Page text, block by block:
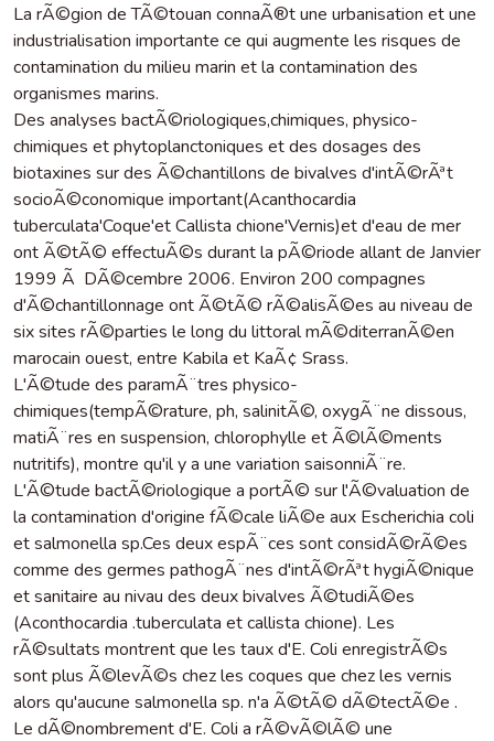
La rÃ©gion de TÃ©touan connaÃ®t une urbanisation et une
industrialisation importante ce qui augmente les risques de
contamination du milieu marin et la contamination des
organismes marins.
Des analyses bactÃ©riologiques,chimiques, physico-
chimiques et phytoplanctoniques et des dosages des
biotaxines sur des Ã©chantillons de bivalves d'intÃ©rÃªt
socioÃ©conomique important(Acanthocardia
tuberculata'Coque'et Callista chione'Vernis)et d'eau de mer
ont Ã©tÃ© effectuÃ©s durant la pÃ©riode allant de Janvier
1999 Ã DÃ©cembre 2006. Environ 200 compagnes
d'Ã©chantillonnage ont Ã©tÃ© rÃ©alisÃ©es au niveau de
six sites rÃ©parties le long du littoral mÃ©diterranÃ©en
marocain ouest, entre Kabila et KaÃ¢ Srass.
L'Ã©tude des paramÃ¨tres physico-
chimiques(tempÃ©rature, ph, salinitÃ©, oxygÃ¨ne dissous,
matiÃ¨res en suspension, chlorophylle et Ã©lÃ©ments
nutritifs), montre qu'il y a une variation saisonniÃ¨re.
L'Ã©tude bactÃ©riologique a portÃ© sur l'Ã©valuation de
la contamination d'origine fÃ©cale liÃ©e aux Escherichia coli
et salmonella sp.Ces deux espÃ¨ces sont considÃ©rÃ©es
comme des germes pathogÃ¨nes d'intÃ©rÃªt hygiÃ©nique
et sanitaire au nivau des deux bivalves Ã©tudiÃ©es
(Aconthocardia .tuberculata et callista chione). Les
rÃ©sultats montrent que les taux d'E. Coli enregistrÃ©s
sont plus Ã©levÃ©s chez les coques que chez les vernis
alors qu'aucune salmonella sp. n'a Ã©tÃ© dÃ©tectÃ©e .
Le dÃ©nombrement d'E. Coli a rÃ©vÃ©lÃ© une